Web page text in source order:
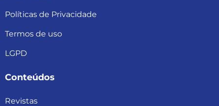
Políticas de Privacidade
Termos de uso
LGPD
Conteúdos
Revistas